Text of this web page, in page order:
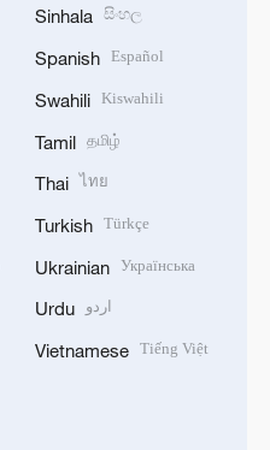
Sinhala සිංහල
Spanish Español
Swahili Kiswahili
Tamil தமிழ்
Thai ไทย
Turkish Türkçe
Ukrainian Українська
Urdu اردو
Vietnamese Tiếng Việt